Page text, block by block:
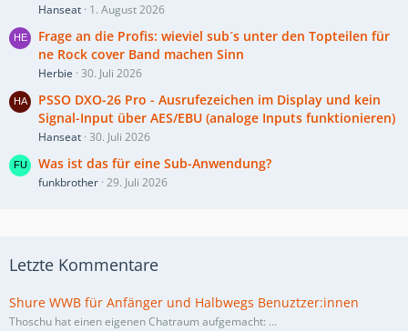
Hanseat 1. August 2026
Frage an die Profis: wieviel sub´s unter den Topteilen für
ne Rock cover Band machen Sinn
Herbie 30. Juli 2026
PSSO DXO-26 Pro - Ausrufezeichen im Display und kein
Signal-Input über AES/EBU (analoge Inputs funktionieren)
Hanseat 30. Juli 2026
Was ist das für eine Sub-Anwendung?
funkbrother 29. Juli 2026
Letzte Kommentare
Shure WWB für Anfänger und Halbwegs Benuztzer:innen
Thoschu hat einen eigenen Chatraum aufgemacht: …